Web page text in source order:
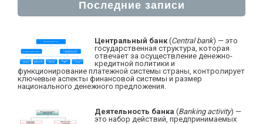
Последние записи
Центральный банк(Central bank) — это
государственная структура, которая
отвечает за осуществление денежно-
кредитной политики и
функционирование платежной системы страны, контролирует
ключевые аспекты финансовой системы и размер
национального денежного предложения.
Деятельность банка (Banking activity) —
это набор действий, предпринимаемых